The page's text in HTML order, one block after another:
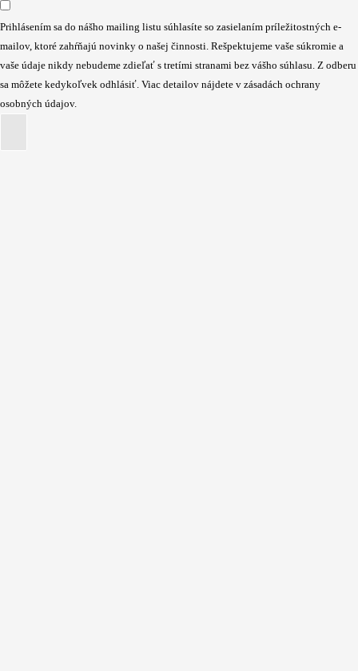
Prihlásením sa do nášho mailing listu súhlasíte so zasielaním príležitostných e-
mailov, ktoré zahŕňajú novinky o našej činnosti. Rešpektujeme vaše súkromie a
vaše údaje nikdy nebudeme zdieľať s tretími stranami bez vášho súhlasu. Z odberu
sa môžete kedykoľvek odhlásiť. Viac detailov nájdete v zásadách ochrany
osobných údajov.